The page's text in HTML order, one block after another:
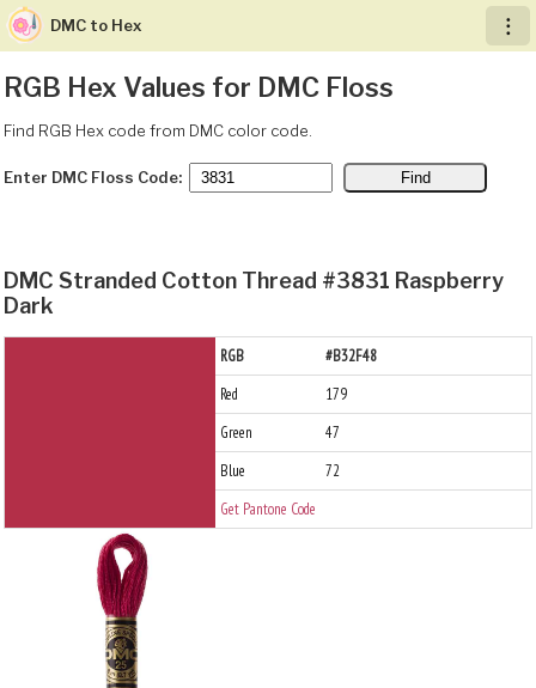
︙
DMC to Hex
RGB Hex Values for DMC Floss
Find RGB Hex code from DMC color code.
Enter DMC Floss Code:
DMC Stranded Cotton Thread #3831 Raspberry
Dark
RGB
#B32F48
Red
179
Green
47
Blue
72
Get Pantone Code